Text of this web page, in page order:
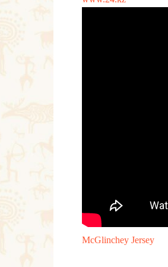
McGlinchey Jersey